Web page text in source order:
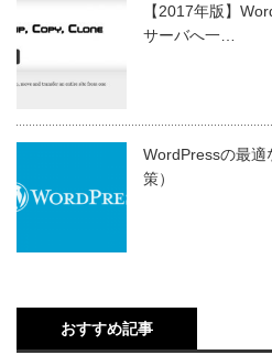
【2017年版】
サーバへ一…
WordPressの最適
策）
おすすめ記事